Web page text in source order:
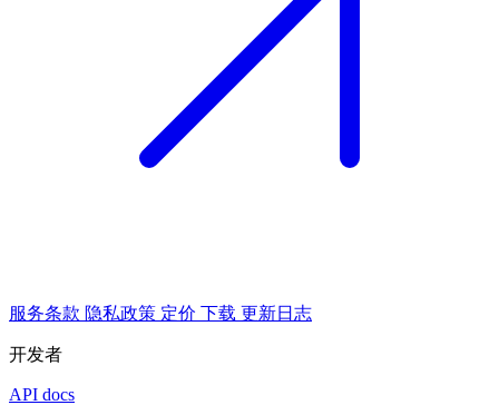
服务条款 隐私政策 定价 下载 更新日志
开发者
API docs